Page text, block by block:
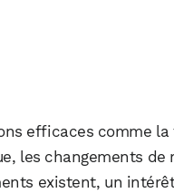
efficaces comme
les changements de
existent, un